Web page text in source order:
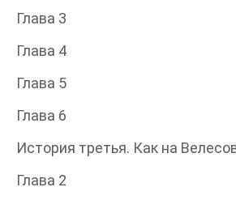
Глава 3
Глава 4
Глава 5
Глава 6
История третья. Как на
Глава 2